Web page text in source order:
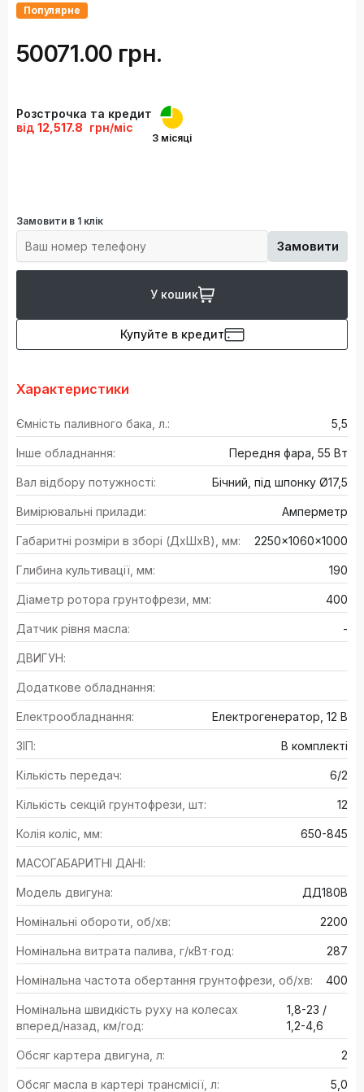
Популярне
50071.00 грн.
Розстрочка та кредит
від 12,517.8 грн/міс
3 місяці
Замовити в 1 клік
Замовити
У кошик
Купуйте в кредит
Характеристики
Ємність паливного бака, л.: 5,5
Інше обладнання: Передня фара, 55 Вт
Вал відбору потужності: Бічний, під шпонку Ø17,5
Вимірювальні прилади: Амперметр
Габаритні розміри в зборі (ДхШхВ), мм: 2250×1060×1000
Глибина культивації, мм: 190
Діаметр ротора грунтофрези, мм: 400
Датчик рівня масла: -
ДВИГУН:
Додаткове обладнання:
Електрообладнання: Електрогенератор, 12 В
ЗІП: В комплекті
Кількість передач: 6/2
Кількість секцій грунтофрези, шт: 12
Колія коліс, мм: 650-845
МАСОГАБАРИТНІ ДАНІ:
Модель двигуна: ДД180В
Номінальні обороти, об/хв: 2200
Номінальна витрата палива, г/кВт∙год: 287
Номінальна частота обертання грунтофрези, об/хв: 400
Номінальна швидкість руху на колесах
вперед/назад, км/год:
1,8-23 /
1,2-4,6
Обсяг картера двигуна, л: 2
Обсяг масла в картері трансмісії, л: 5,0